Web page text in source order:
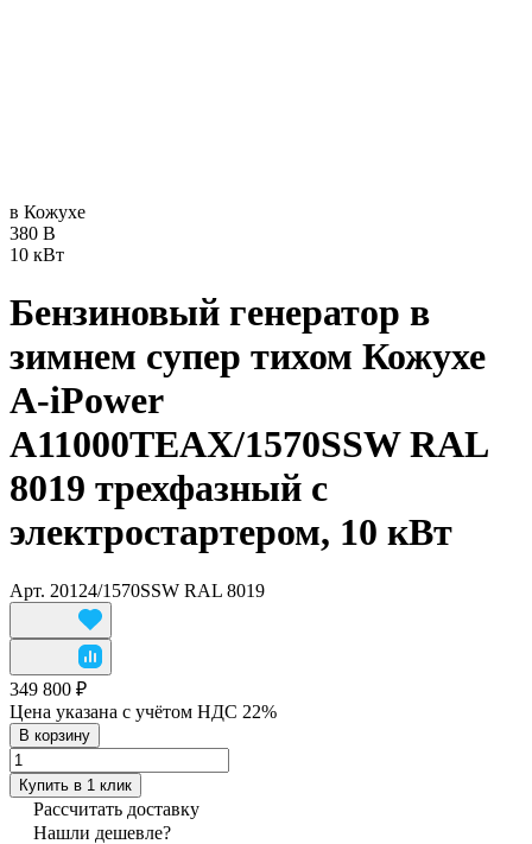
в Кожухе
380 В
10 кВт
Бензиновый генератор в
зимнем супер тихом Кожухе
A-iPower
A11000TEAX/1570SSW RAL
8019 трехфазный с
электростартером, 10 кВт
Арт. 20124/1570SSW RAL 8019
349 800 ₽
Цена указана с учётом НДС 22%
В корзину
Купить в 1 клик
Рассчитать доставку
Нашли дешевле?